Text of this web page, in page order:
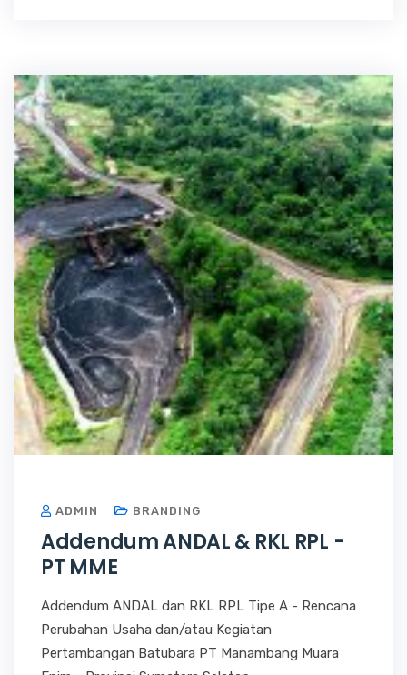
ADMIN BRANDING
Addendum ANDAL & RKL RPL -
PT MME
Addendum ANDAL dan RKL RPL Tipe A - Rencana
Perubahan Usaha dan/atau Kegiatan
Pertambangan Batubara PT Manambang Muara